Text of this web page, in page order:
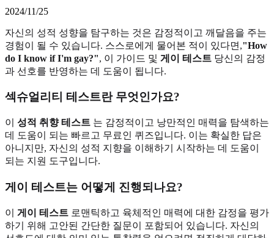
2024/11/25
자신의 성적 성향을 탐구하는 것은 감정적이고 깨달음을 주는
경험이 될 수 있습니다. 스스로에게 물어본 적이 있다면,"How
do I know if I'm gay?", 이 가이드 및 게이 테스트 당신의 감정
과 선호를 반영하는 데 도움이 됩니다.
섹슈얼리티 테스트란 무엇인가요?
이 성적 취향 테스트 는 감정적이고 낭만적인 매력을 탐색하는
데 도움이 되는 빠르고 무료인 퀴즈입니다. 이는 확실한 답은
아니지만, 자신의 성적 지향을 이해하기 시작하는 데 도움이
되는 지원 도구입니다.
게이 테스트는 어떻게 진행되나요?
이 게이 테스트 로맨틱하고 육체적인 매력에 대한 감정을 평가
하기 위해 고안된 간단한 질문이 포함되어 있습니다. 자신의